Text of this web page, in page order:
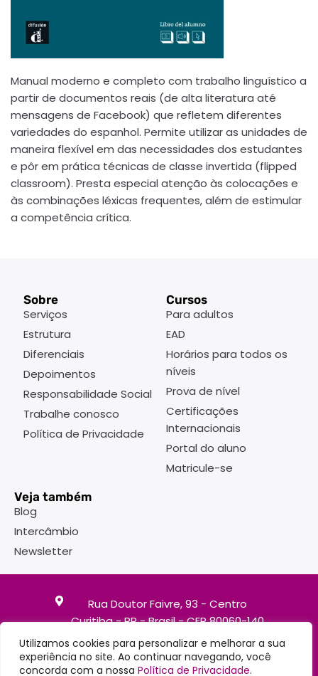
Utilizamos cookies para personalizar e melhorar a sua
experiência no site. Ao continuar navegando, você
concorda com a nossa Política de Privacidade.
Manual moderno e completo com trabalho linguístico a
partir de documentos reais (de alta literatura até
mensagens de Facebook) que refletem diferentes
variedades do espanhol. Permite utilizar as unidades de
maneira flexível em das necessidades dos estudantes
e pôr em prática técnicas de classe invertida (flipped
classroom). Presta especial atenção às colocações e
às combinações léxicas frequentes, além de estimular
a competência crítica.
Sobre
Serviços
Estrutura
Diferenciais
Depoimentos
Responsabilidade Social
Trabalhe conosco
Política de Privacidade
Cursos
Para adultos
EAD
Horários para todos os
níveis
Prova de nível
Certificações
Internacionais
Portal do aluno
Matricule-se
Veja também
Blog
Intercâmbio
Newsletter
Rua Doutor Faivre, 93 - Centro
Curitiba - PR - Brasil - CEP 80060-140
(41)3363-7747
(41)98504-1195